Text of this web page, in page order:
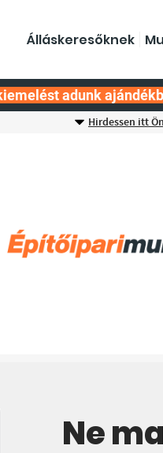
Álláskeresőknek
adunk
Hirdessen itt
Ne